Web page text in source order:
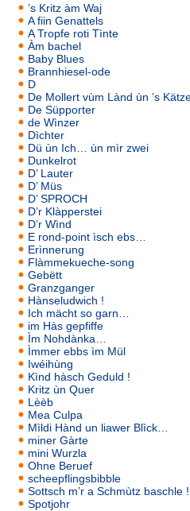
’s Kritz àm Waj
A fiin Genattels
A Tropfe roti Tìnte
Àm bachel
Baby Blues
Brannhiesel-ode
D
De Mollert vùm Lànd ùn ’s
De Süpporter
de Wìnzer
Dìchter
Dü ùn Ich… ùn mìr zwei
Dunkelrot
D’ Lauter
D’ Müs
D’ SPROCH
D’r Klàpperstei
D’r Wìnd
E rond-point ìsch ebs…
Erìnnerung
Flàmmekueche-song
Gebëtt
Granzganger
Hànseludwich !
Ich mächt so garn…
im Hàs gepfiffe
Ìm Nohdànka…
Ìmmer ebbs ìm Mül
Iwéihùng
Kìnd hàsch Geduld !
Kritz ùn Quer
Lèèb
Mea Culpa
Mìldi Hànd un liawer Blìck…
miner Gàrte
mini Wurzla
Ohne Beruef
scheepflingsbibble
Sottsch m’r a Schmùtz baschle !
Spotjohr